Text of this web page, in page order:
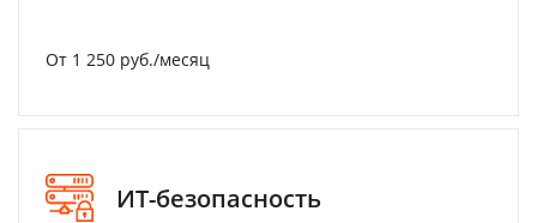
От 1 250 руб./месяц
ИТ-безопасность